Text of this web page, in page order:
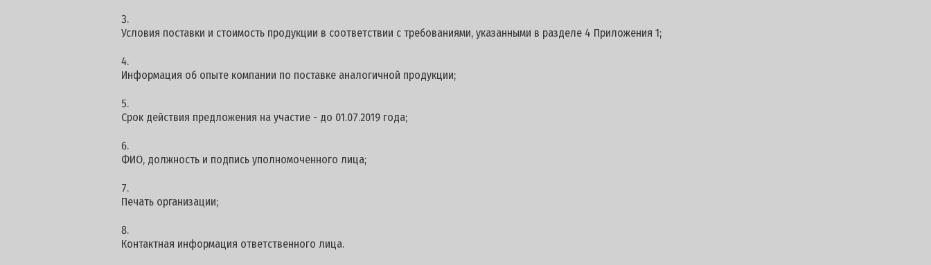
Условия поставки и стоимость продукции в соответствии с требованиями, указанными в разделе 4 Приложения 1;
Информация об опыте компании по поставке аналогичной продукции;
Срок действия предложения на участие - до 01.07.2019 года;
ФИО, должность и подпись уполномоченного лица;
Печать организации;
Контактная информация ответственного лица.